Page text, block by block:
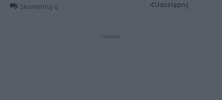
Skomentuj 0 Udostępnij
reklama